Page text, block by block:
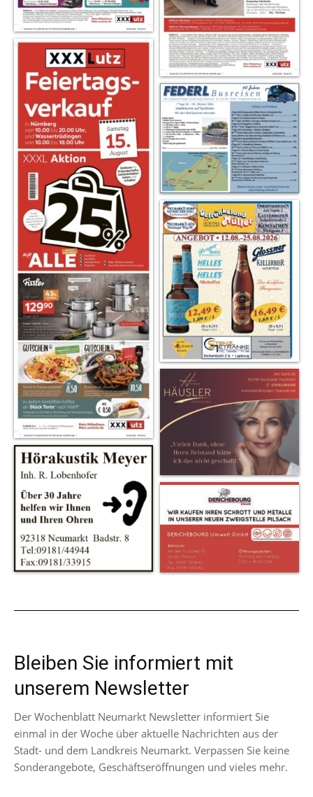
Bleiben Sie informiert mit
unserem Newsletter
Der Wochenblatt Neumarkt Newsletter informiert Sie
einmal in der Woche über aktuelle Nachrichten aus der
Stadt- und dem Landkreis Neumarkt. Verpassen Sie keine
Sonderangebote, Geschäftseröffnungen und vieles mehr.